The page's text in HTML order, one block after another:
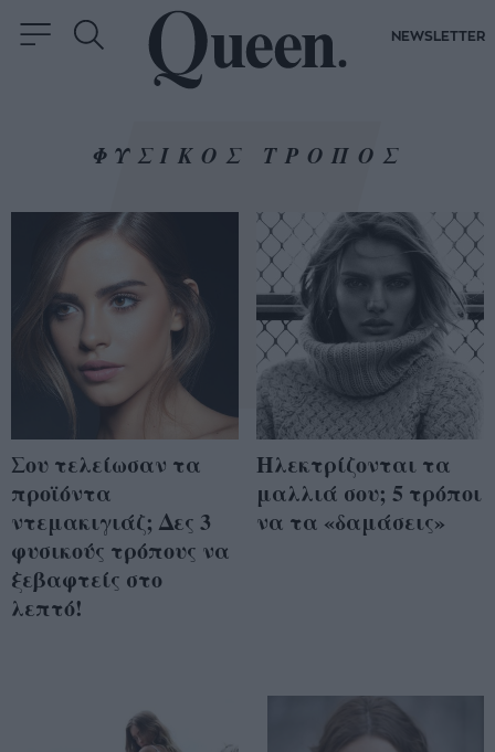
NEWSLETTER
ΦΥΣΙΚΟΣ ΤΡΟΠΟΣ
Σου τελείωσαν τα
προϊόντα
ντεμακιγιάζ; Δες 3
φυσικούς τρόπους να
ξεβαφτείς στο
λεπτό!
Ηλεκτρίζονται τα
μαλλιά σου; 5 τρόποι
να τα «δαμάσεις»